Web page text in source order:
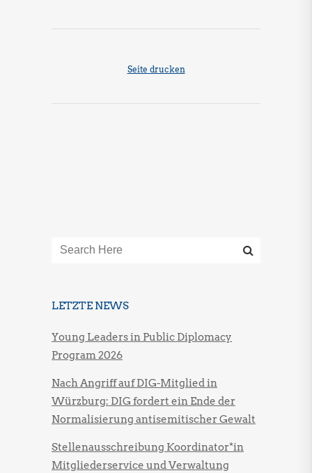
Seite drucken
LETZTE NEWS
Young Leaders in Public Diplomacy
Program 2026
Nach Angriff auf DIG-Mitglied in
Würzburg: DIG fordert ein Ende der
Normalisierung antisemitischer Gewalt
Stellenausschreibung Koordinator*in
Mitgliederservice und Verwaltung